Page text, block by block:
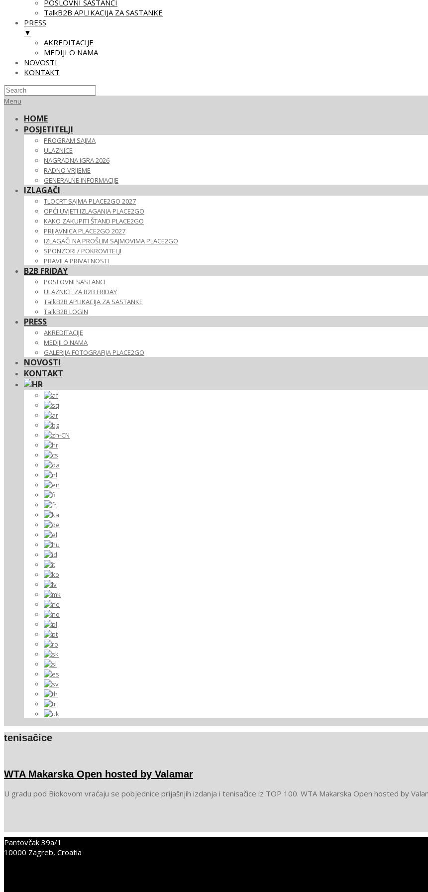
POSLOVNI SASTANCI
TalkB2B APLIKACIJA ZA SASTANKE
PRESS
▼
AKREDITACIJE
MEDIJI O NAMA
NOVOSTI
KONTAKT
Skip
content
Primary
Menu
Menu
HOME
POSJETITELJI
PROGRAM SAJMA
ULAZNICE
NAGRADNA IGRA 2026
RADNO VRIJEME
GENERALNE INFORMACIJE
IZLAGAČI
TLOCRT SAJMA PLACE2GO 2027
OPĆI UVJETI IZLAGANJA PLACE2GO
KAKO ZAKUPITI ŠTAND PLACE2GO
PRIJAVNICA PLACE2GO 2027
IZLAGAČI NA PROŠLIM SAJMOVIMA PLACE2GO
SPONZORI / POKROVITELJI
PRAVILA PRIVATNOSTI
B2B FRIDAY
POSLOVNI SASTANCI
ULAZNICE ZA B2B FRIDAY
TalkB2B APLIKACIJA ZA SASTANKE
TalkB2B LOGIN
PRESS
AKREDITACIJE
MEDIJI O NAMA
GALERIJA FOTOGRAFIJA PLACE2GO
NOVOSTI
KONTAKT
tenisačice
WTA Makarska Open hosted by Valamar
2025-
U gradu pod Biokovom vraćaju se pobjednice prijašnjih izdanja i tenisačice iz TOP 100. WTA Makarska Open hosted by
Pantovčak 39a/1
10000 Zagreb, Croatia